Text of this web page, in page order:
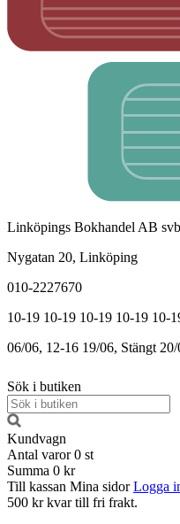
Linköpings Bokhandel AB svb
Nygatan 20, Linköping
010-2227670
10-19 10-19 10-19 10-19 10-
06/06, 12-16 19/06, Stängt
Sök i butiken
Kundvagn
Antal varor 0 st
Summa 0 kr
Till kassan Mina sidor Logga
500 kr kvar till fri frakt.